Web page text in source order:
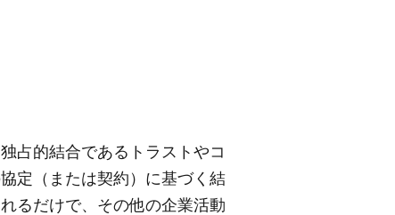
占的結合であるトラストやコ
定（または契約）に基づく結
るだけで、その他の企業活動